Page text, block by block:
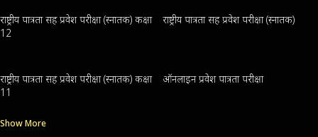
राष्ट्रीय पात्रता सह प्रवेश परीक्षा (स्नातक) कक्षा
12
राष्ट्रीय पात्रता सह प्रवेश परीक्षा (स्नातक)
राष्ट्रीय पात्रता सह प्रवेश परीक्षा (स्नातक) कक्षा
11
ऑनलाइन प्रवेश पात्रता परीक्षा
Show More